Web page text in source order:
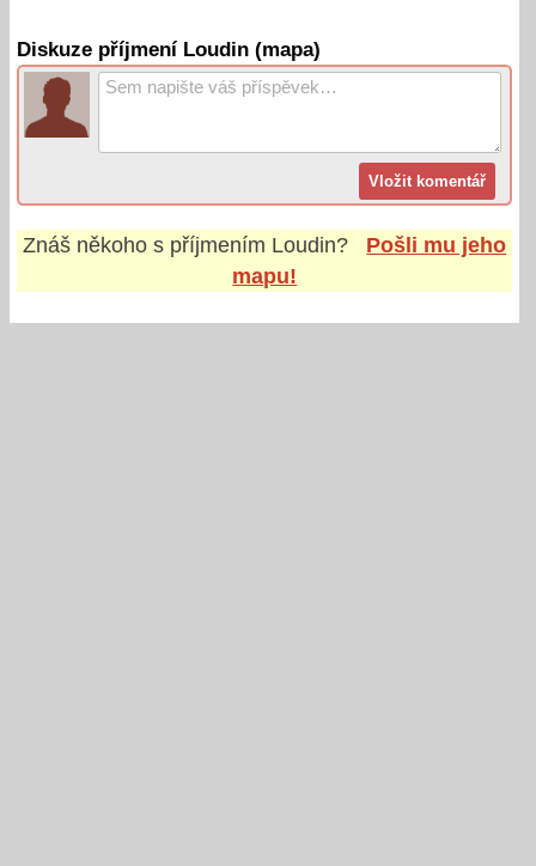
Diskuze příjmení Loudin (mapa)
Znáš někoho s příjmením Loudin?
Pošli mu jeho
mapu!